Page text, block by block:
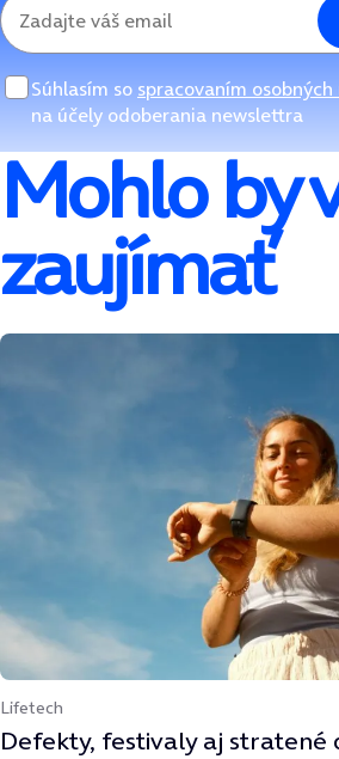
Súhlasím so spracovaním
na účely odoberania newslettra
Mohlo by
zaujímať
Lifetech
Defekty, festivaly aj stratené